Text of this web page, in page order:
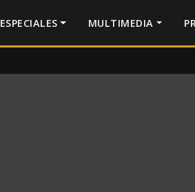
ESPECIALES MULTIMEDIA